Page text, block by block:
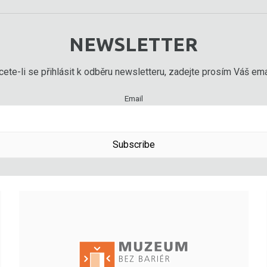
NEWSLETTER
li se přihlásit k odběru newsletteru, zadejte prosím Váš
Email
Subscribe